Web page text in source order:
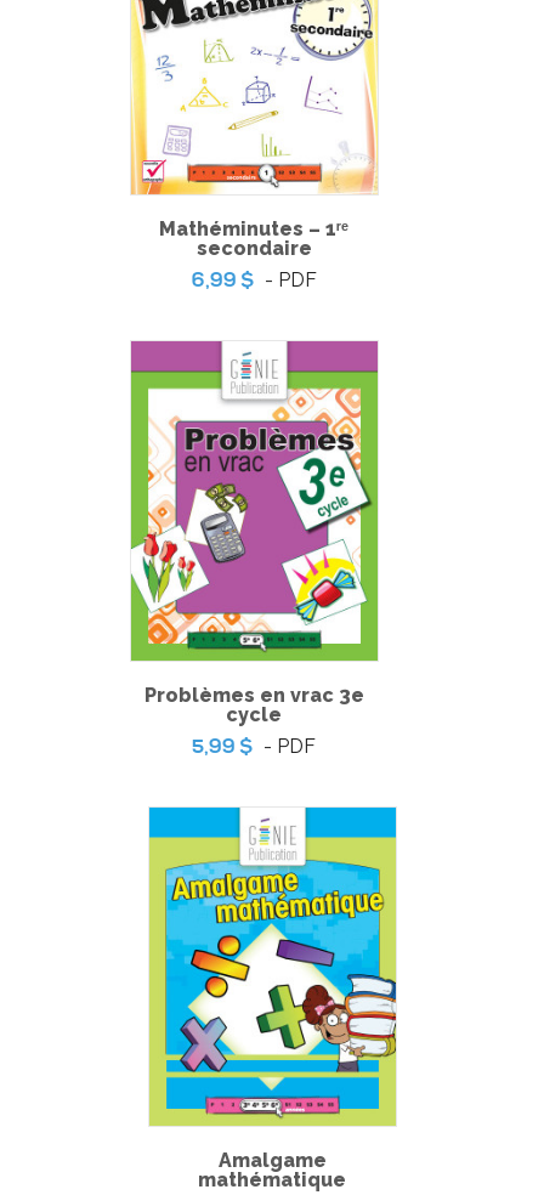
Situation d’application 2 - L’aménagement du
terrarium
Situation d’application 1 - La nourriture de
Croquette
Illustration déclencheuse 2 – Le centre de
réadaptation pour animaux
Mathéminutes – 1ʳᵉ
secondaire
6,99 $ - PDF
Problèmes en vrac 3e
cycle
5,99 $ - PDF
Amalgame
mathématique